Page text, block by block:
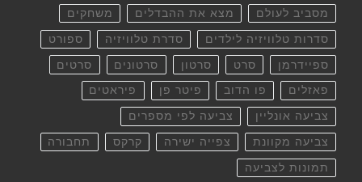
מסביב לעולם מצא את ההבדלים משחקים
סדרות טלוויזיה לילדים סדרת טלוויזיה ספורט
ספיידרמן סרט סרטון סרטונים סרטים
פאזלים פו הדוב פיטר פן פיראטים
צביעה אונליין צביעה לפי מספרים
צביעה מקוונת צפייה ישירה קרקס תחבורה
תמונות לצביעה